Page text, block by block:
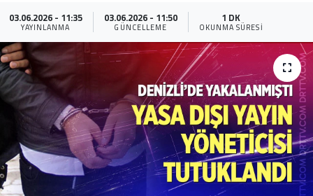
03.06.2026 - 11:35
YAYINLANMA
03.06.2026 - 11:50
GÜNCELLEME
1 DK
OKUNMA SÜRESI
Teknoloji
Yaşam
Sağlık
Yazarlar
Resmi İlan